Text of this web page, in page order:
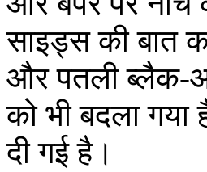
साइड्स की बात
और पतली ब्लैक-
को भी बदला
दी गई है।